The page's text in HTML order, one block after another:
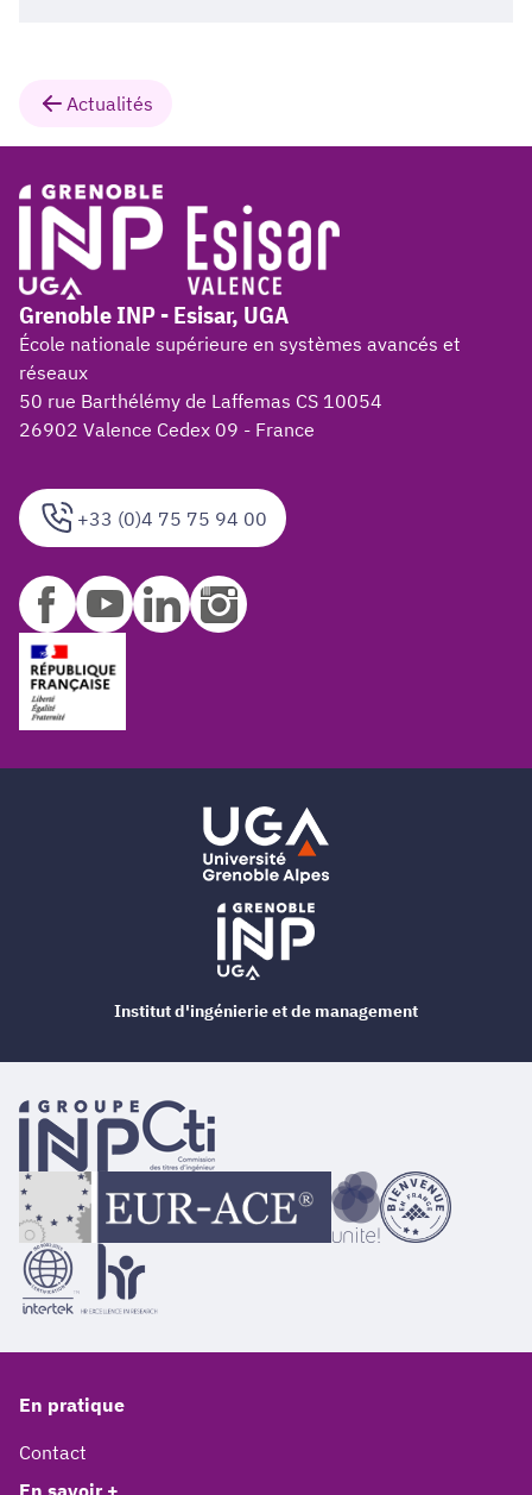
Actualités
+33 (0)4 75 75 94 00
Grenoble INP - Esisar, UGA
École nationale supérieure en systèmes avancés et
réseaux
50 rue Barthélémy de Laffemas CS 10054
26902 Valence Cedex 09 - France
En pratique
Contact
En savoir +
Institut d'ingénierie et de management